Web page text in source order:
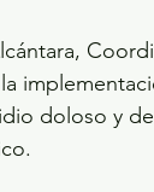
doloso y